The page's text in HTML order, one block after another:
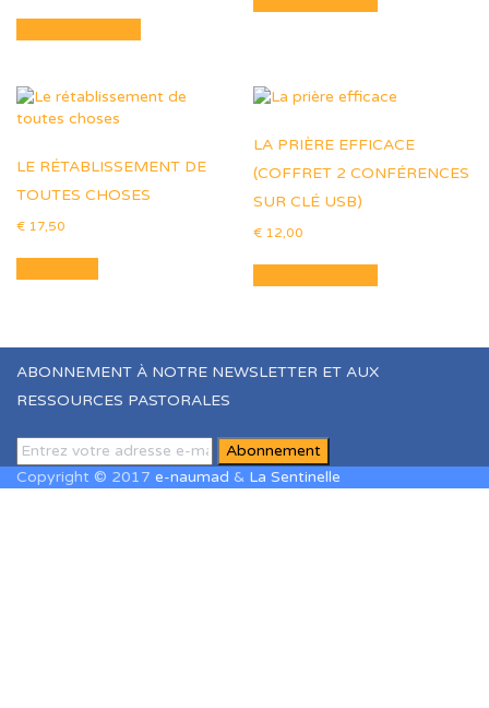
LE RÉTABLISSEMENT DE
TOUTES CHOSES
€ 17,50
LA PRIÈRE EFFICACE
(COFFRET 2 CONFÉRENCES
SUR CLÉ USB)
€ 12,00
ABONNEMENT À NOTRE NEWSLETTER ET AUX
RESSOURCES PASTORALES
Copyright © 2017 e-naumad & La Sentinelle